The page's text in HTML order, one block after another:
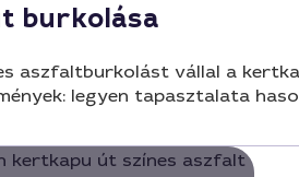
burkolása
aszfaltburkolást vállal a
legyen tapasztalata